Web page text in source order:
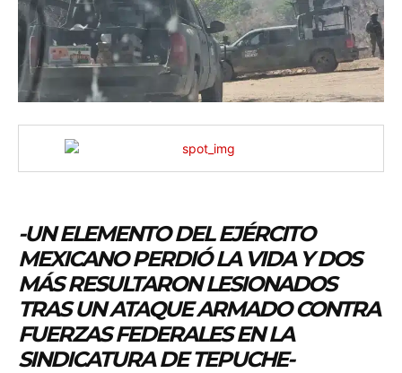
-UN ELEMENTO DEL EJÉRCITO
MEXICANO PERDIÓ LA VIDA Y DOS
MÁS RESULTARON LESIONADOS
TRAS UN ATAQUE ARMADO CONTRA
FUERZAS FEDERALES EN LA
SINDICATURA DE TEPUCHE-